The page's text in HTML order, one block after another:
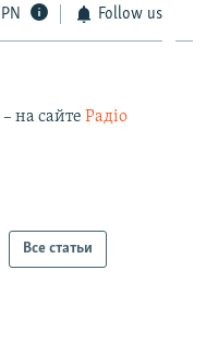
Follow us
на сайте Радіо
Все статьи